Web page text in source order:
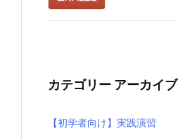
カテゴリー アーカイブ
【初学者向け】実践演習